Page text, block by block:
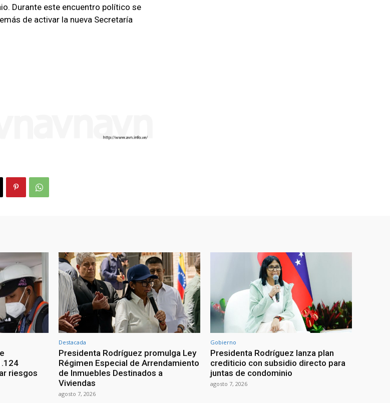
Durante este encuentro político se
de activar la nueva Secretaría
riesgos
Destacada
Presidenta Rodríguez promulga Ley
Régimen Especial de Arrendamiento
de Inmuebles Destinados a
Viviendas
agosto 7, 2026
Gobierno
Presidenta Rodríguez lanza plan
crediticio con subsidio directo para
juntas de condominio
agosto 7, 2026